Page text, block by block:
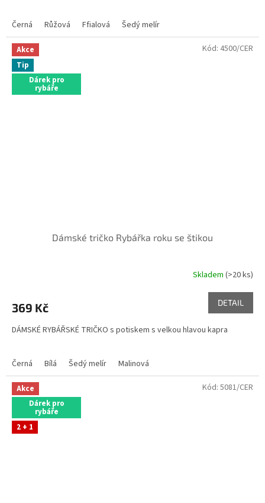
Černá Růžová Ffialová Šedý melír
Akce
Tip
Dárek pro
rybáře
Dámské tričko Rybářka roku se štikou
Skladem (>20 ks)
369 Kč DETAIL
DÁMSKÉ RYBÁŘSKÉ TRIČKO s potiskem s velkou hlavou kapra
Černá Bílá Šedý melír Malinová
Kód: 4500/CER
Akce
Dárek pro
rybáře
2 + 1
Kód: 5081/CER